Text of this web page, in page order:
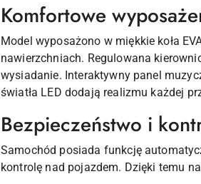
Komfortowe
Model wyposażono w miękkie koła
nawierzchniach. Regulowana
wysiadanie. Interaktywny panel
światła LED dodają realizmu każdej
Bezpieczeństwo i
Samochód posiada funkcję
kontrolę nad pojazdem. Dzięki temu